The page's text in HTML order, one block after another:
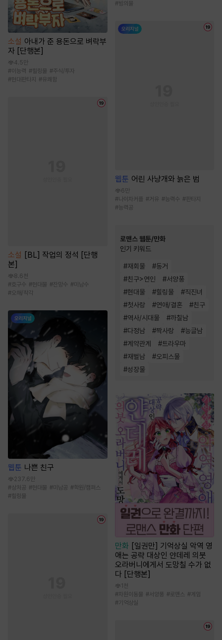
소설 아내가 준 용돈으로 벼락부
자 [단행본]
4.5만
#이능력 # 힐링물 #주식/투자
#현대판타지 #유쾌함
소설 [BL] 작업의 정석 [단행
본]
8.6천
#호구수 #현대물 #잔망수 #미남수
#오해/착각
웹툰 나쁜 친구
237.6만
#상처공 #현대물 #미남공 #학원/캠퍼스
# 힐링물
#빙의물
웹툰 어린 사냥개와 늙은 범
6만
#나이차커플 #거유 #능력수 #판타지
#능력공
로맨스 웹툰/만화
인기 키워드
#재회물 #동거
#친구>연인 #서양풍
#현대물 #힐링물 #직진녀
#첫사랑 #연애/결혼 #친구
#역사/시대물 #까칠남
#다정남 #짝사랑 #능글남
#계약관계 #트라우마
#재벌남 #오피스물
#성장물
만화 [일권만] 기억상실 악역 영
애는 공략 대상인 얀데레 의붓
오라버니에게서 도망칠 수가 없
다 [단행본]
1천
#차원이동물 #서양풍 #로맨스 #게임
#기억상실